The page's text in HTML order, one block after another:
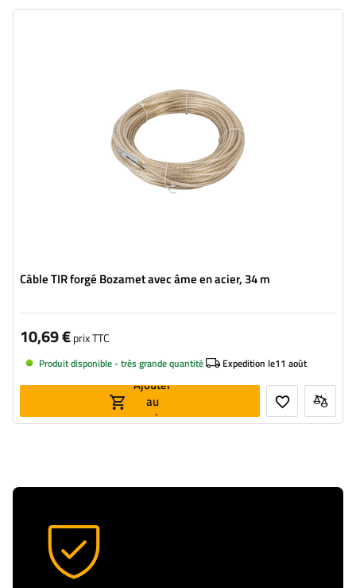
Câble TIR forgé Bozamet avec âme en acier, 34 m
10,69 €prix TTC
Produit disponible - très grande quantité Expedition le11 août
Ajouter
au
panier